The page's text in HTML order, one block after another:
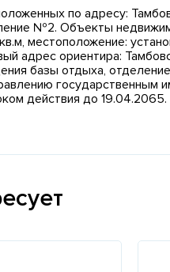
по адресу:
№2. Объекты
местоположение:
ориентира:
базы отдыха,
действия до 19.04.2065.